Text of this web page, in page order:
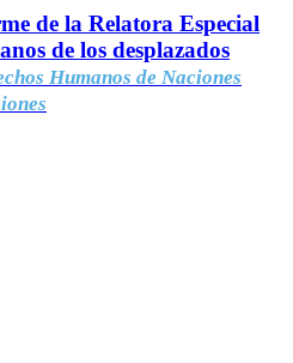
de la Relatora Especial
de los desplazados
Humanos de Naciones